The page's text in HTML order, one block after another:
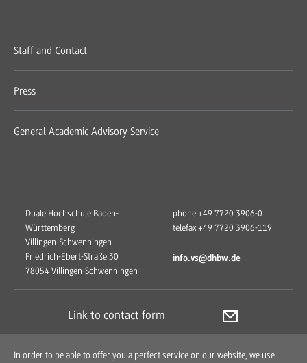
Staff and Contact
Press
General Academic Advisory Service
Duale Hochschule Baden-
Württemberg
Villingen-Schwenningen
Friedrich-Ebert-Straße 30
78054 Villingen-Schwenningen
phone +49 7720 3906-0
telefax +49 7720 3906-119
info.vs@dhbw.de
Link to contact form
In order to be able to offer you a perfect service on our website, we use